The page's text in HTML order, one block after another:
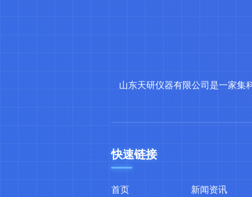
山东天研仪器有限公司是一家集
快速链接
首页 新闻资讯